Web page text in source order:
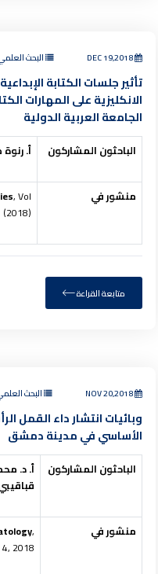
DEC 19,2018 البحث
تأثير جلسات الكتابة
الانكليزية على المهارات
الجامعة العربية الدولية
الباحثون المشاركون أ.
منشور في
, Vol
(2018)
متابعة القراءة
NOV 20,2018 البحث
وبائيات انتشار داء القمل
الأساسي في مدينة دمشق
الباحثون المشاركون
أ. د.
منشور في
,
2018